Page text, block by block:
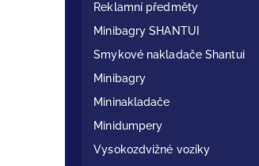
Reklamní předměty
Minibagry SHANTUI
Smykové nakladače Shantui
Minibagry
Mininakladače
Minidumpery
Vysokozdvižné vozíky